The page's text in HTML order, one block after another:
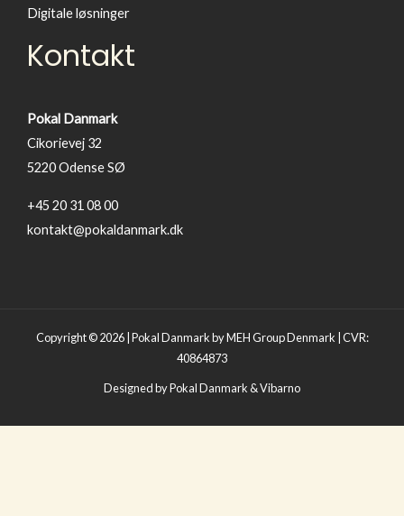
Digitale løsninger
Kontakt
Pokal Danmark
Cikorievej 32
5220 Odense SØ
+45 20 31 08 00
kontakt@pokaldanmark.dk
Copyright © 2026 | Pokal Danmark by MEH Group Denmark | CVR:
40864873
Designed by Pokal Danmark & Vibarno